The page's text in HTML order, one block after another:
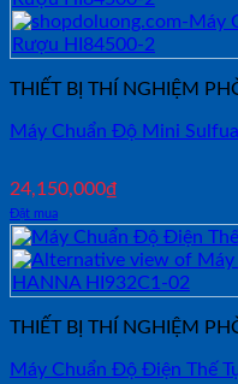
THIẾT BỊ THÍ NGHIỆM
Máy Chuẩn Độ Mini
24,150,000₫
Đặt mua
THIẾT BỊ THÍ NGHIỆM
Máy Chuẩn Độ Điện Thế